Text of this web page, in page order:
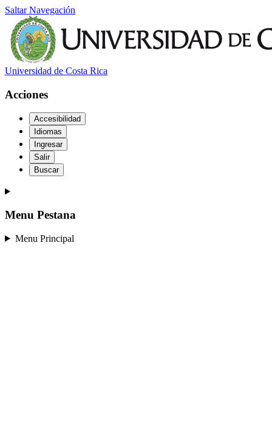
Saltar Navegación
Universidad de Costa Rica
Acciones
Accesibilidad
Idiomas
Ingresar
Salir
Buscar
Menu Pestana
Menu Principal